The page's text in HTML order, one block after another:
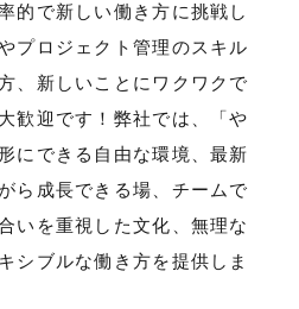
的で新しい働き方に挑戦し
プロジェクト管理のスキル
、新しいことにワクワクで
歓迎です！弊社では、「や
にできる自由な環境、最新
ら成長できる場、チームで
いを重視した文化、無理な
シブルな働き方を提供しま